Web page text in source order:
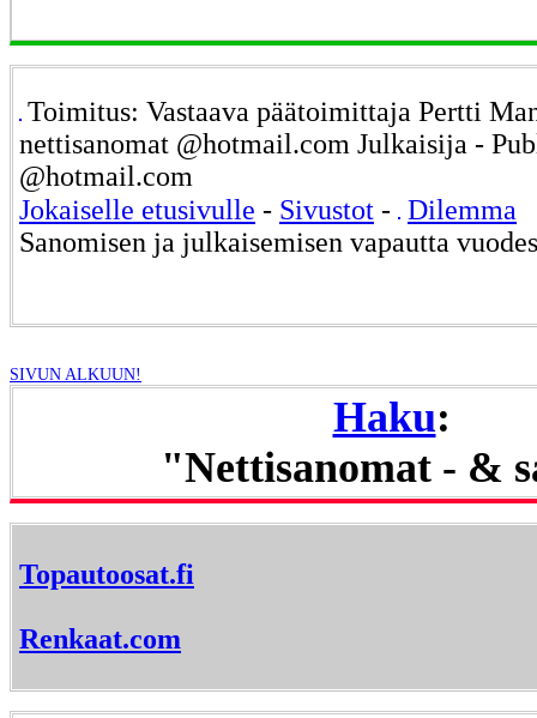
Toimitus: Vastaava päätoimittaja Pertti
nettisanomat @hotmail.com Julkaisija -
@hotmail.com
Jokaiselle etusivulle - Sivustot - Dilemma
Sanomisen ja julkaisemisen vapautta
SIVUN ALKUUN!
Haku:
"Nettisanomat - &
Topautoosat.fi
Renkaat.com